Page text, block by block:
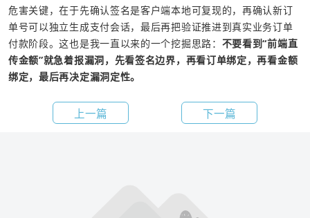
危害关键，在于先确认签名是客户端本地可复现的，再确认新订
单号可以独立生成支付会话，最后再把验证推进到真实业务订单
付款阶段。这也是我一直以来的一个挖掘思路： 不要看到“前端直
传金额”就急着报漏洞，先看签名边界，再看订单绑定，再看金额
绑定，最后再决定漏洞定性。
上一篇 下一篇